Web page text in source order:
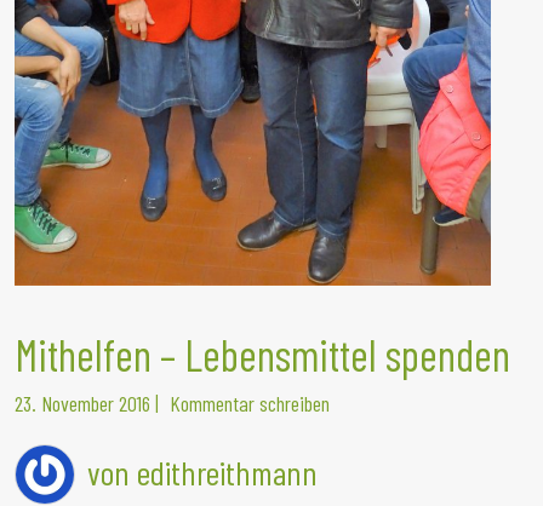
Mithelfen – Lebensmittel spenden
23. November 2016 | Kommentar schreiben
von edithreithmann